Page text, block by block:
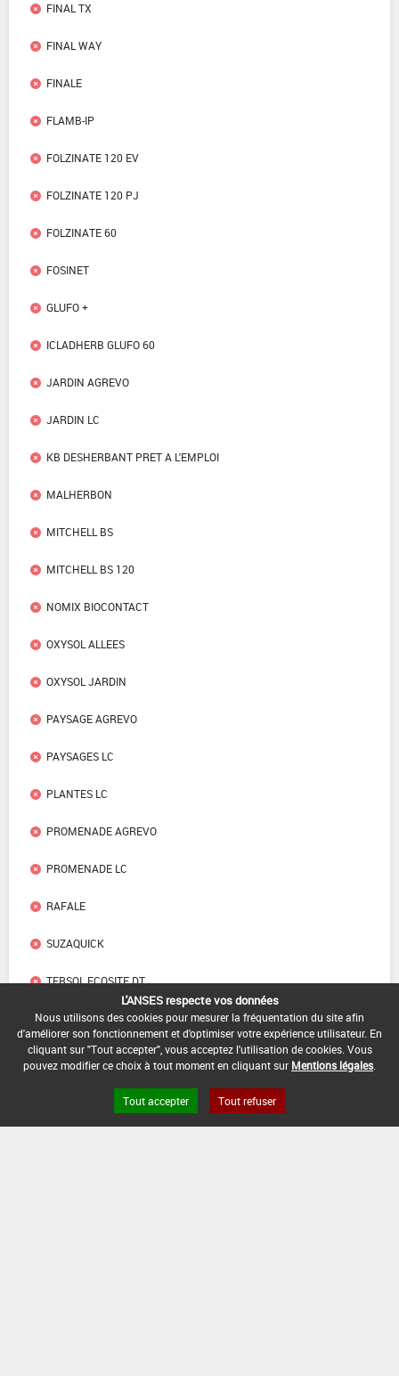
FINAL TX
FINAL WAY
FINALE
FLAMB-IP
FOLZINATE 120 EV
FOLZINATE 120 PJ
FOLZINATE 60
FOSINET
GLUFO +
ICLADHERB GLUFO 60
JARDIN AGREVO
JARDIN LC
KB DESHERBANT PRET A L'EMPLOI
MALHERBON
MITCHELL BS
MITCHELL BS 120
NOMIX BIOCONTACT
OXYSOL ALLEES
OXYSOL JARDIN
PAYSAGE AGREVO
PAYSAGES LC
PLANTES LC
PROMENADE AGREVO
PROMENADE LC
RAFALE
SUZAQUICK
TERSOL ECOSITE DT
TERSOL ECOSITE EV
TOXHERB FOLZY
L'ANSES respecte vos données
Nous utilisons des cookies pour mesurer la fréquentation du site afin
d'améliorer son fonctionnement et d'optimiser votre expérience utilisateur. En
cliquant sur "Tout accepter", vous acceptez l'utilisation de cookies. Vous
pouvez modifier ce choix à tout moment en cliquant sur Mentions légales
Tout accepter Tout refuser